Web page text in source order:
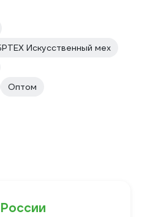
Искусственный мех
Оптом